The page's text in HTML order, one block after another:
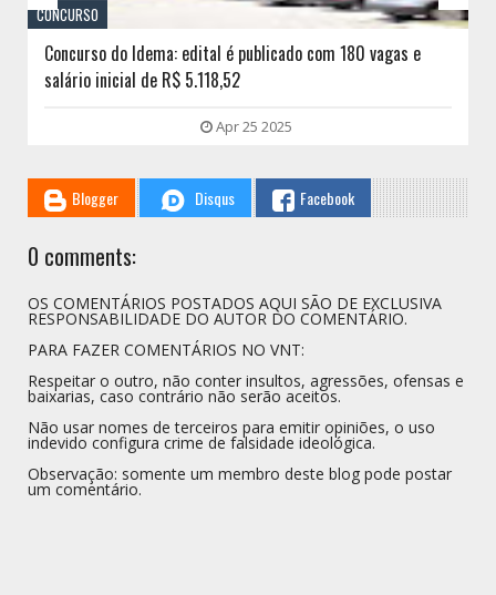
CONCURSO
Concurso do Idema: edital é publicado com 180 vagas e
salário inicial de R$ 5.118,52
Apr 25 2025
Blogger Disqus Facebook
0 comments:
OS COMENTÁRIOS POSTADOS AQUI SÃO DE EXCLUSIVA
RESPONSABILIDADE DO AUTOR DO COMENTÁRIO.
PARA FAZER COMENTÁRIOS NO VNT:
Respeitar o outro, não conter insultos, agressões, ofensas e
baixarias, caso contrário não serão aceitos.
Não usar nomes de terceiros para emitir opiniões, o uso
indevido configura crime de falsidade ideológica.
Observação: somente um membro deste blog pode postar
um comentário.